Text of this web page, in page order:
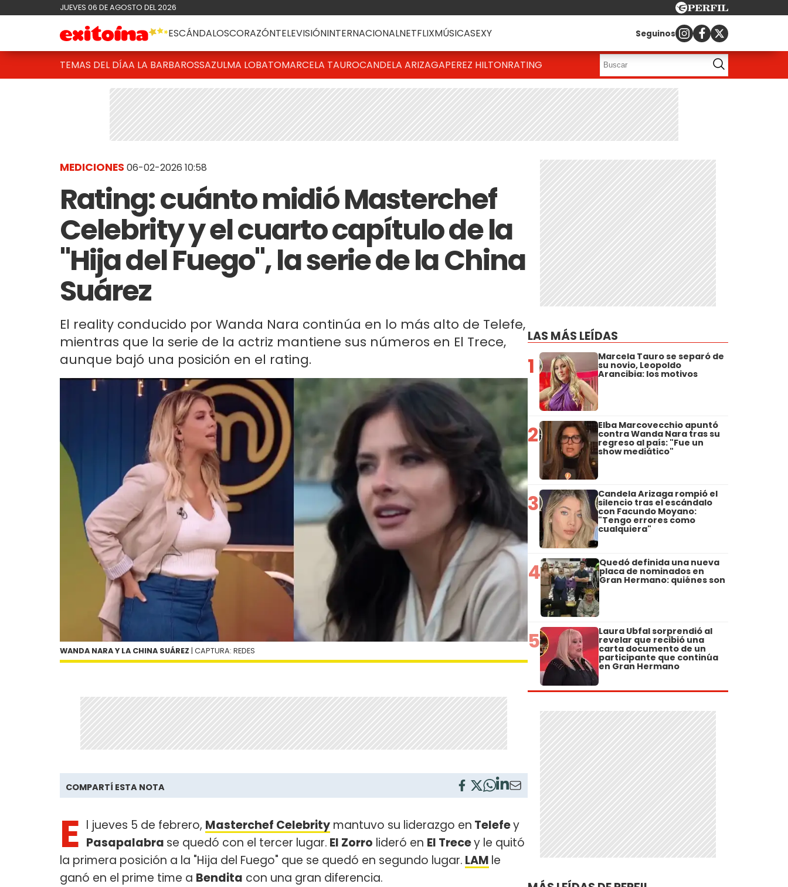
JUEVES 06 DE AGOSTO DEL 2026
ESCÁNDALOSCORAZÓNTELEVISIÓNINTERNACIONALNETFLIXMÚSICASEXY Seguinos
TEMAS DEL DÍAA LA BARBAROSSAZULMA LOBATOMARCELA TAUROCANDELA ARIZAGAPEREZ HILTONRATING
MEDICIONES 06-02-2026 10:58
Rating: cuánto midió Masterchef
Celebrity y el cuarto capítulo de la
"Hija del Fuego", la serie de la China
Suárez
El reality conducido por Wanda Nara continúa en lo más alto de Telefe,
mientras que la serie de la actriz mantiene sus números en El Trece,
aunque bajó una posición en el rating.
WANDA NARA Y LA CHINA SUÁREZ | CAPTURA: REDES
COMPARTÍ ESTA NOTA
E l jueves 5 de febrero, Masterchef Celebrity mantuvo su liderazgo en Telefey
Pasapalabra se quedó con el tercer lugar. El Zorro lideró en El Trecey le quitó
la primera posición a la "Hija del Fuego" que se quedó en segundo lugar. LAM le
ganó en el prime time a Bendita con una gran diferencia.
LAS MÁS LEÍDAS
1 Marcela Tauro se separó de
su novio, Leopoldo
Arancibia: los motivos
2 Elba Marcovecchio apuntó
contra Wanda Nara tras su
regreso al país: "Fue un
show mediático"
3 Candela Arizaga rompió el
silencio tras el escándalo
con Facundo Moyano:
"Tengo errores como
cualquiera"
4 Quedó definida una nueva
placa de nominados en
Gran Hermano: quiénes son
5 Laura Ubfal sorprendió al
revelar que recibió una
carta documento de un
participante que continúa
en Gran Hermano